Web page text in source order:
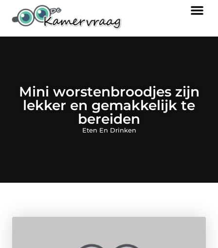
Mini worstenbroodjes zijn
lekker en gemakkelijk te
bereiden
Eten En Drinken